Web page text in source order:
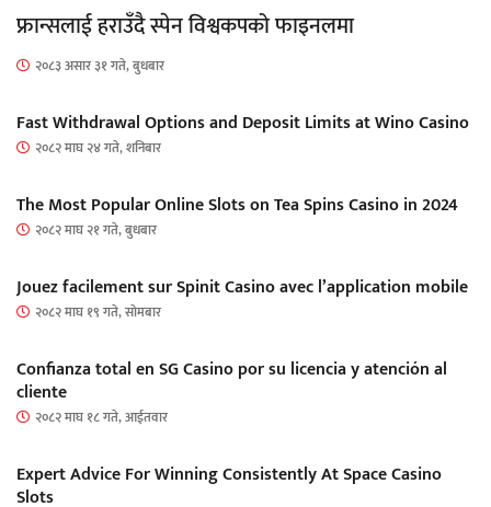
फ्रान्सलाई हराउँदै स्पेन विश्वकपको फाइनलमा
२०८३ असार ३१ गते, बुधबार
Fast Withdrawal Options and Deposit Limits at Wino Casino
२०८२ माघ २४ गते, शनिबार
The Most Popular Online Slots on Tea Spins Casino in 2024
२०८२ माघ २१ गते, बुधबार
Jouez facilement sur Spinit Casino avec l’application mobile
२०८२ माघ १९ गते, सोमबार
Confianza total en SG Casino por su licencia y atención al
cliente
२०८२ माघ १८ गते, आईतवार
Expert Advice For Winning Consistently At Space Casino
Slots